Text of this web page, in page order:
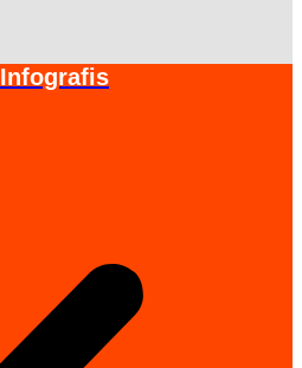
Infografis